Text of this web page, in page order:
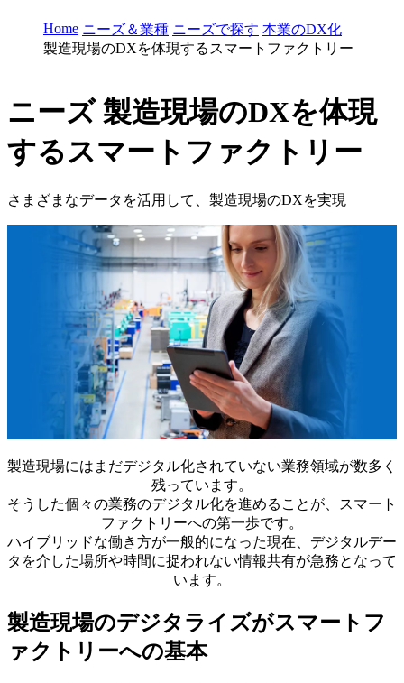
Home ニーズ＆業種 ニーズで探す 本業のDX化
製造現場のDXを体現するスマートファクトリー
ニーズ 製造現場のDXを体現
するスマートファクトリー
さまざまなデータを活用して、製造現場のDXを実現
製造現場にはまだデジタル化されていない業務領域が数多く
残っています。
そうした個々の業務のデジタル化を進めることが、スマート
ファクトリーへの第一歩です。
ハイブリッドな働き方が一般的になった現在、デジタルデー
タを介した場所や時間に捉われない情報共有が急務となって
います。
製造現場のデジタライズがスマートフ
ァクトリーへの基本